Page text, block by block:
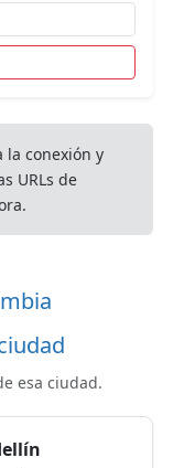
la conexión y
URLs de
esa ciudad.